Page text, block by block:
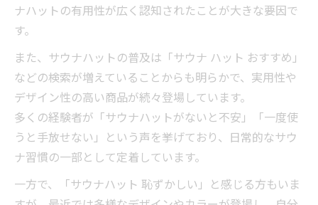
ナハットの有用性が広く認知されたことが大きな要因で
す。
また、サウナハットの普及は「サウナ ハット おすすめ」
などの検索が増えていることからも明らかで、実用性や
デザイン性の高い商品が続々登場しています。
多くの経験者が「サウナハットがないと不安」「一度使
うと手放せない」という声を挙げており、日常的なサウ
ナ習慣の一部として定着しています。
一方で、「サウナハット 恥ずかしい」と感じる方もいま